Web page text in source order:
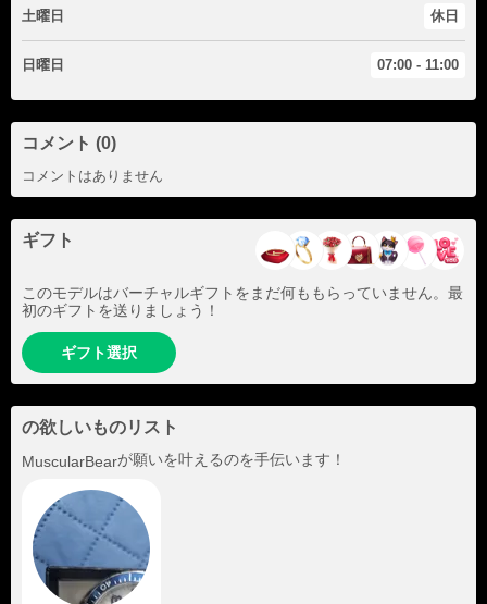
土曜日 休日
日曜日 07:00 - 11:00
コメント (0)
コメントはありません
ギフト
このモデルはバーチャルギフトをまだ何ももらっていません。最
初のギフトを送りましょう！
ギフト選択
の欲しいものリスト
MuscularBearが願いを叶えるのを手伝います！